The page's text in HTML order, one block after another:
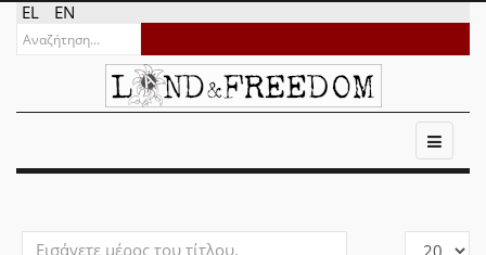
EL EN
Εισάγετε
Εμφάνιση